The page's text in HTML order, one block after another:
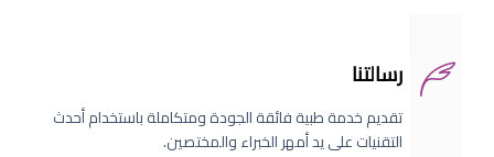
رسالتنا
تقديم خدمة طبية فائقة الجودة ومتكاملة باستخدام أحدث
التقنيات على يد أمهر الخبراء والمختصين.